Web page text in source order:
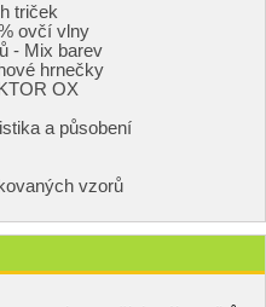
triček
ovčí vlny
- Mix barev
hrnečky
OX
a působení
vzorů